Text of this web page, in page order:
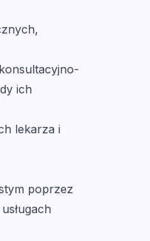
ich
lekarza i
poprzez